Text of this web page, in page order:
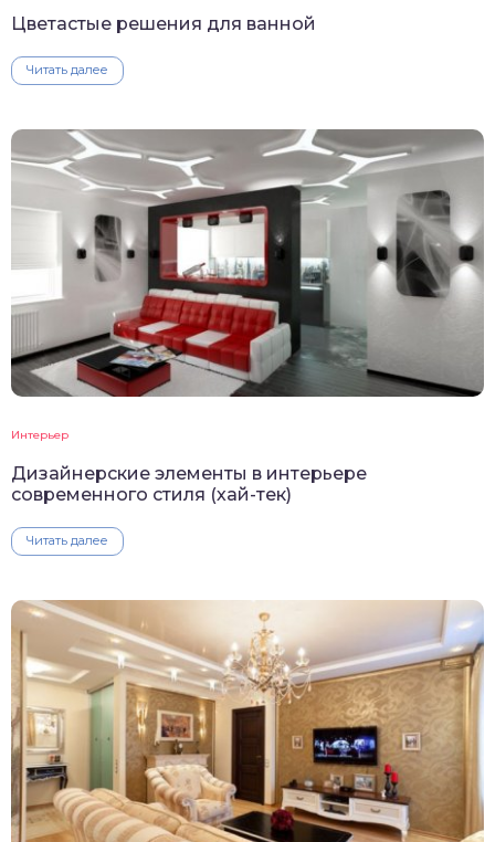
Цветастые решения для ванной
Читать далее
Интерьер
Дизайнерские элементы в интерьере
современного стиля (хай-тек)
Читать далее